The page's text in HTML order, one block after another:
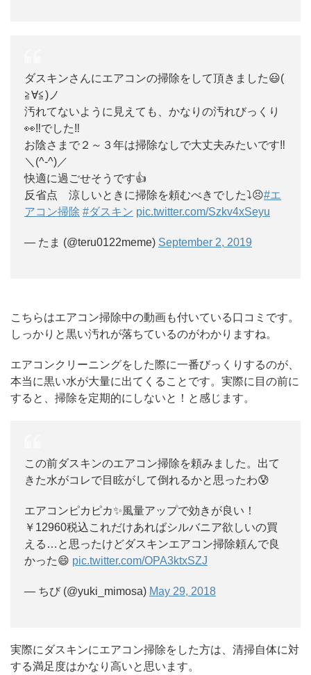
ダスキンさんにエアコンの掃除をして頂きました😃(
≧∀≦)ノ
汚れてないように見えても、かなりの汚れびっくり
👀‼️でした‼️
お陰さまで２～３年は掃除なしで大丈夫みたいです‼️
＼(^-^)／
快適に過ごせそうです👍
反省点 涼しいときに掃除を頼むべきでした⤵️😣#エ
アコン掃除 #ダスキン pic.twitter.com/Szkv4xSeyu
— たま (@teru0122meme) September 2, 2019
こちらはエアコン掃除中の動画も付いている口コミです。
しっかりと黒い汚れが落ちているのがわかりますね。
エアコンクリーニングをした際に一番びっくりするのが、
本当に黒い水が大量に出てくることです。実際に目の前に
すると、掃除を定期的にしないと！と感じます。
この前ダスキンのエアコン掃除を頼みました。出て
きた水がコレで目眩がして倒れるかと思ったわ😰
エアコンピカピカ✨風量アップで効きが良い！
￥12960税込これだけあればシルバニア欲しいの買
える…と思ったけどダスキンエアコン掃除頼んで良
かった😄 pic.twitter.com/OPA3ktxSZJ
— ちび (@yuki_mimosa) May 29, 2018
実際にダスキンにエアコン掃除をした方は、清掃自体に対
する満足度はかなり高いと思います。